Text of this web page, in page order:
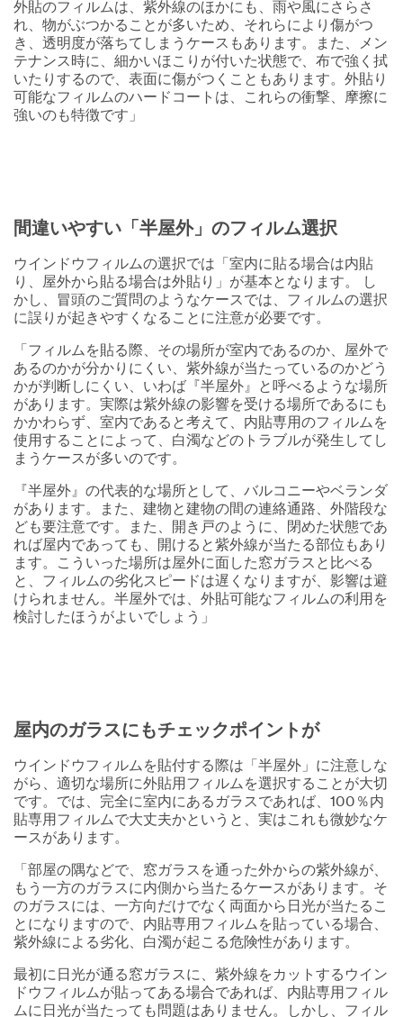
外貼のフィルムは、紫外線のほかにも、雨や風にさらさ
れ、物がぶつかることが多いため、それらにより傷がつ
き、透明度が落ちてしまうケースもあります。また、メン
テナンス時に、細かいほこりが付いた状態で、布で強く拭
いたりするので、表面に傷がつくこともあります。外貼り
可能なフィルムのハードコートは、これらの衝撃、摩擦に
強いのも特徴です」
間違いやすい「半屋外」のフィルム選択
ウインドウフィルムの選択では「室内に貼る場合は内貼
り、屋外から貼る場合は外貼り」が基本となります。 し
かし、冒頭のご質問のようなケースでは、フィルムの選択
に誤りが起きやすくなることに注意が必要です。
「フィルムを貼る際、その場所が室内であるのか、屋外で
あるのかが分かりにくい、紫外線が当たっているのかどう
かが判断しにくい、いわば『半屋外』と呼べるような場所
があります。実際は紫外線の影響を受ける場所であるにも
かかわらず、室内であると考えて、内貼専用のフィルムを
使用することによって、白濁などのトラブルが発生してし
まうケースが多いのです。
『半屋外』の代表的な場所として、バルコニーやベランダ
があります。また、建物と建物の間の連絡通路、外階段な
ども要注意です。また、開き戸のように、閉めた状態であ
れば屋内であっても、開けると紫外線が当たる部位もあり
ます。こういった場所は屋外に面した窓ガラスと比べる
と、フィルムの劣化スピードは遅くなりますが、影響は避
けられません。半屋外では、外貼可能なフィルムの利用を
検討したほうがよいでしょう」
屋内のガラスにもチェックポイントが
ウインドウフィルムを貼付する際は「半屋外」に注意しな
がら、適切な場所に外貼用フィルムを選択することが大切
です。では、完全に室内にあるガラスであれば、100％内
貼専用フィルムで大丈夫かというと、実はこれも微妙なケ
ースがあります。
「部屋の隅などで、窓ガラスを通った外からの紫外線が、
もう一方のガラスに内側から当たるケースがあります。そ
のガラスには、一方向だけでなく両面から日光が当たるこ
とになりますので、内貼専用フィルムを貼っている場合、
紫外線による劣化、白濁が起こる危険性があります。
最初に日光が通る窓ガラスに、紫外線をカットするウイン
ドウフィルムが貼ってある場合であれば、内貼専用フィル
ムに日光が当たっても問題はありません。しかし、フィル